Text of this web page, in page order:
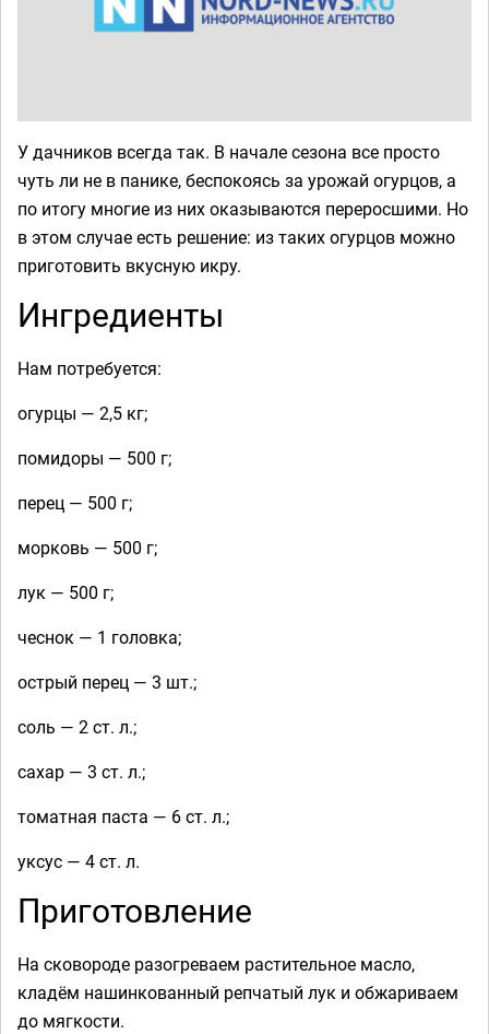
У дачников всегда так. В начале сезона все просто
чуть ли не в панике, беспокоясь за урожай огурцов, а
по итогу многие из них оказываются переросшими. Но
в этом случае есть решение: из таких огурцов можно
приготовить вкусную икру.
Ингредиенты
Нам потребуется:
огурцы — 2,5 кг;
помидоры — 500 г;
перец — 500 г;
морковь — 500 г;
лук — 500 г;
чеснок — 1 головка;
острый перец — 3 шт.;
соль — 2 ст. л.;
сахар — 3 ст. л.;
томатная паста — 6 ст. л.;
уксус — 4 ст. л.
Приготовление
На сковороде разогреваем растительное масло,
кладём нашинкованный репчатый лук и обжариваем
до мягкости.